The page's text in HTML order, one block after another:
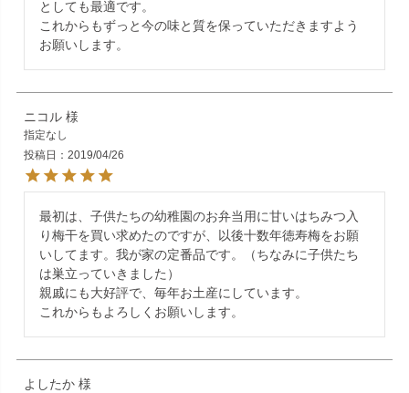
としても最適です。
これからもずっと今の味と質を保っていただきますよう
ニコル
指定なし
投稿日
2019/04/26
最初は、子供たちの幼稚園のお弁当用に甘いはちみつ入
り梅干を買い求めたのですが、以後十数年徳寿梅をお願
いしてます。我が家の定番品です。（ちなみに子供たち
は巣立っていきました）
親戚にも大好評で、毎年お土産にしています。
よしたか